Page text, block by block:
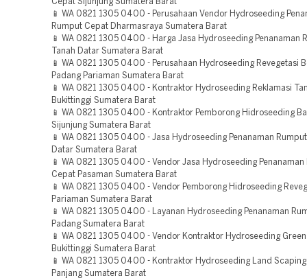
Cepat Sijunjung Sumatera Barat
📱 WA 0821 1305 0400 - Perusahaan Vendor Hydroseeding
Rumput Cepat Dharmasraya Sumatera Barat
📱 WA 0821 1305 0400 - Harga Jasa Hydroseeding Penanaman
Tanah Datar Sumatera Barat
📱 WA 0821 1305 0400 - Perusahaan Hydroseeding Revegetasi
Padang Pariaman Sumatera Barat
📱 WA 0821 1305 0400 - Kontraktor Hydroseeding Reklamasi
Bukittinggi Sumatera Barat
📱 WA 0821 1305 0400 - Kontraktor Pemborong Hidroseeding
Sijunjung Sumatera Barat
📱 WA 0821 1305 0400 - Jasa Hydroseeding Penanaman
Datar Sumatera Barat
📱 WA 0821 1305 0400 - Vendor Jasa Hydroseeding Penanaman
Cepat Pasaman Sumatera Barat
📱 WA 0821 1305 0400 - Vendor Pemborong Hidroseeding
Pariaman Sumatera Barat
📱 WA 0821 1305 0400 - Layanan Hydroseeding Penanaman
Padang Sumatera Barat
📱 WA 0821 1305 0400 - Vendor Kontraktor Hydroseeding
Bukittinggi Sumatera Barat
📱 WA 0821 1305 0400 - Kontraktor Hydroseeding Land
Panjang Sumatera Barat